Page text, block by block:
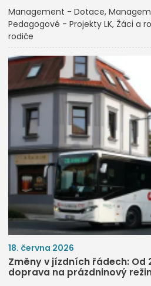
Management - Dotace
Pedagogové - Projekty LK Žáci a
rodiče
18. června 2026
Změny v jízdních řádech: Od
doprava na prázdninový